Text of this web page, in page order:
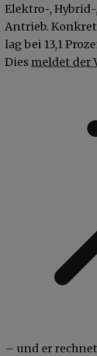
Elektro-,
Antrieb.
lag bei 13,1
Dies meldet der
– und er